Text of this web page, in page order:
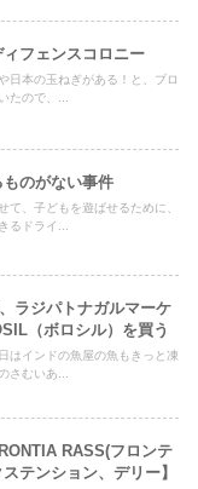
フェンスコロニー
日本の玉ねぎがある！と、ブロ
たので、...
のがない事件
て、子どもを遊ばせるために、
るドライ...
ラジパトナガルマーケ
（ボロシル）を買う
はインドの魚屋の魚もきっと凍
さむいあ...
RASS(フロンテ
テンション、デリー】